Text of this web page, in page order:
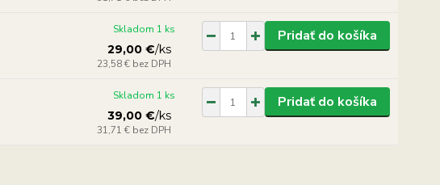
29,00 €/ks
23,58 € bez DPH
Skladom 1 ks Pridať do košíka
39,00 €/ks
31,71 € bez DPH
Skladom 1 ks Pridať do košíka